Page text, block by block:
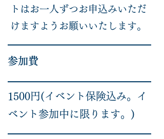
トはお一人ずつお申込みいただ
けますようお願いいたします。
参加費
1500円(イベント保険込み。イ
ベント参加中に限ります。)